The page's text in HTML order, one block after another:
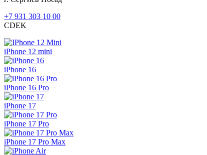
+7 931 303 10 00
CDEK
iPhone 12 mini
iPhone 16
iPhone 16 Pro
iPhone 17
iPhone 17 Pro
iPhone 17 Pro Max